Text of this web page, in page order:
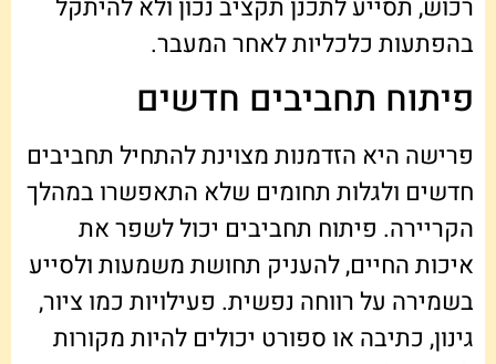
רכוש, תסייע לתכנן תקציב נכון ולא להיתקל
בהפתעות כלכליות לאחר המעבר.
פיתוח תחביבים חדשים
פרישה היא הזדמנות מצוינת להתחיל תחביבים
חדשים ולגלות תחומים שלא התאפשרו במהלך
הקריירה. פיתוח תחביבים יכול לשפר את
איכות החיים, להעניק תחושת משמעות ולסייע
בשמירה על רווחה נפשית. פעילויות כמו ציור,
גינון, כתיבה או ספורט יכולים להיות מקורות